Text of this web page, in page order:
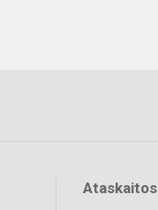
Ataskaitos